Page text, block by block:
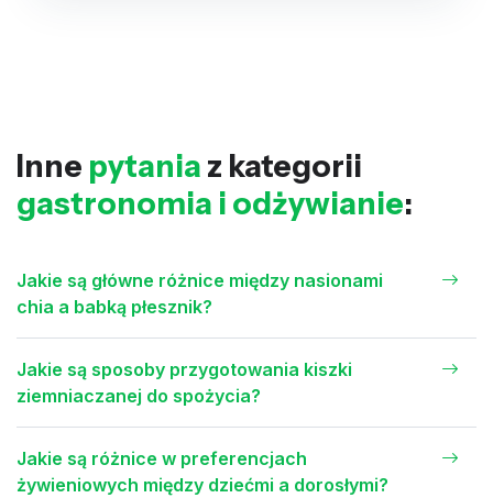
Inne pytania z kategorii
gastronomia i odżywianie:
Jakie są główne różnice między nasionami
chia a babką płesznik?
Jakie są sposoby przygotowania kiszki
ziemniaczanej do spożycia?
Jakie są różnice w preferencjach
żywieniowych między dziećmi a dorosłymi?